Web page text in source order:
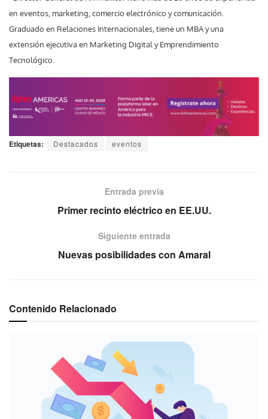
en eventos, marketing, comercio electrónico y comunicación.
Graduado en Relaciones Internacionales, tiene un MBA y una
extensión ejecutiva en Marketing Digital y Emprendimiento
Tecnológico.
Etiquetas: Destacados eventos
Entrada previa
Primer recinto eléctrico en EE.UU.
Siguiente entrada
Nuevas posibilidades con Amaral
Contenido Relacionado